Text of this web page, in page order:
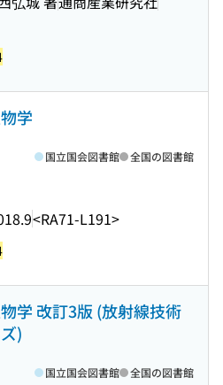
学
<RA71-L191>
国立国会図書館 全国の図書館
学 改訂3版 (放射線技術
)
国立国会図書館 全国の図書館